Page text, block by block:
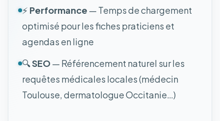
⚡ Performance — Temps de chargement
optimisé pour les fiches praticiens et
agendas en ligne
🔍SEO — Référencement naturel sur les
requêtes médicales locales (médecin
Toulouse, dermatologue Occitanie…)